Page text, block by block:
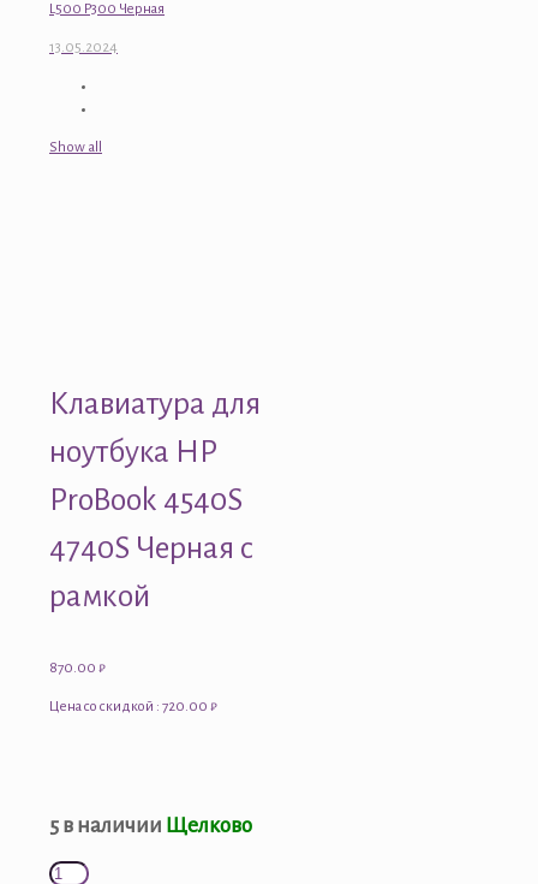
L500 P300 Черная
13.05.2024
Show all
Клавиатура для
ноутбука HP
ProBook 4540S
4740S Черная с
рамкой
870.00 ₽
Цена со скидкой : 720.00 ₽
5 в наличии Щелково
Количество